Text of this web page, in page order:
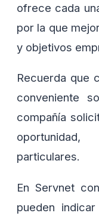
ofrece cada
por la que
y objetivos
Recuerda que
conveniente
compañía
particulares.
En Servnet
pueden